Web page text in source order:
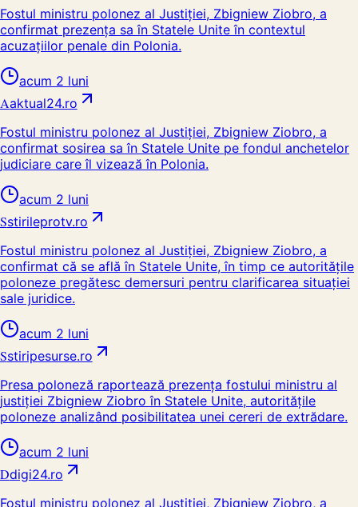
Fostul ministru polonez al Justiției, Zbigniew Ziobro, a
confirmat prezența sa în Statele Unite în contextul
acuzațiilor penale din Polonia.
acum 2 luni
Aaktual24.ro
Fostul ministru polonez al Justiției, Zbigniew Ziobro, a
confirmat sosirea sa în Statele Unite pe fondul anchetelor
judiciare care îl vizează în Polonia.
acum 2 luni
Sstirileprotv.ro
Fostul ministru polonez al Justiției, Zbigniew Ziobro, a
confirmat că se află în Statele Unite, în timp ce autoritățile
poloneze pregătesc demersuri pentru clarificarea situației
sale juridice.
acum 2 luni
Sstiripesurse.ro
Presa poloneză raportează prezența fostului ministru al
justiției Zbigniew Ziobro în Statele Unite, autoritățile
poloneze analizând posibilitatea unei cereri de extrădare.
acum 2 luni
Ddigi24.ro
Fostul ministru polonez al Justiției, Zbigniew Ziobro, a